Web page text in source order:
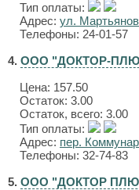
Тип оплаты:
Адрес: ул.
Телефоны: 24-01-57
4. ООО "ДОКТОР-
Цена: 157.50
Остаток: 3.00
Остаток, всего: 3.00
Тип оплаты:
Адрес: пер.
Телефоны: 32-74-83
5. ООО "ДОКТОР